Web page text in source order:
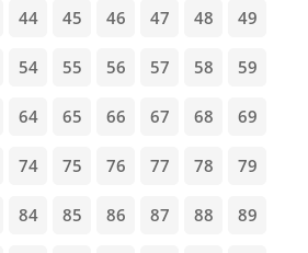
44 45 46 47 48 49
54 55 56 57 58 59
64 65 66 67 68 69
74 75 76 77 78 79
84 85 86 87 88 89